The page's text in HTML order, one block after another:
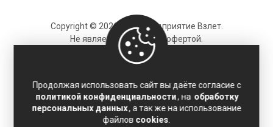
Copyright © 2026 ОДО Предприятие Взлет.
Не является публичной офертой.
Карта сайта
Политика конфиденциальности
Соглашение на обработку персональных данных
Продолжая использовать сайт вы даёте согласие с
политикой конфиденциальности, на обработку
персональных данных, а так же на использование
файлов cookies